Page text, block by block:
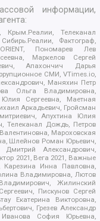
информации,
Крым.Реалии, Телеканал
Фактограф,
Пономарев Лев
Маркелов Сергей
Апахончич Дарья
СМИ, VTimes.io,
Маняхин Петр
Ольга Владимировна,
Сергеевна, Маетная
Аркадьевич, Гройсман
Апухтина Юлия
Телеканал Дождь, Петров
Мароховская
Шлейнов Роман Юрьевич,
Александрович,
2021, Вега 2021, Важные
Карезина Инна Павловна,
Владимировна, Лютов
Жилинский
Пискунов Сергей
Екатерина Викторовна,
Грезев Александр
Иванова София Юрьевна,